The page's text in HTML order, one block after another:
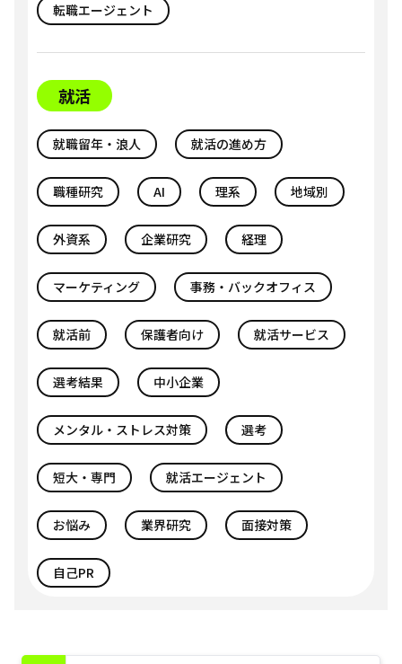
転職エージェント
就活
就職留年・浪人 就活の進め方
職種研究 AI 理系 地域別
外資系 企業研究 経理
マーケティング 事務・バックオフィス
就活前 保護者向け 就活サービス
選考結果 中小企業
メンタル・ストレス対策 選考
短大・専門 就活エージェント
お悩み 業界研究 面接対策
自己PR